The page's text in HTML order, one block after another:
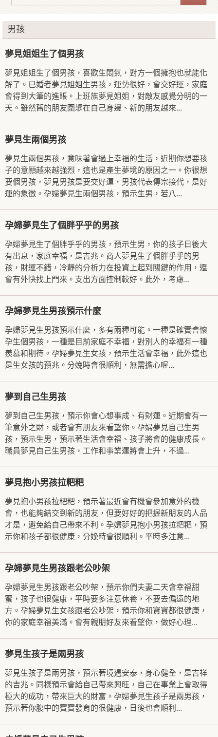
男孩
夢見姐姐生了個男孩
夢見姐姐生了個男孩，喜歡生悶氣，對方一個擁抱也就能化
解了。已婚者夢見姐姐生男孩，運勢很好，會交好運，家庭
會得到大筆的進賬。上班族夢見姐姐，對敵友感覺分明的一
天。雖然舊的朋友圍聚在自己身邊、新的朋友越來...
夢見生兩個男孩
夢見生兩個男孩，意味著會過上幸福的生活，近期你想要孩
子的意願越來越強烈，這也是產生夢境的原因之一。你很想
要個男孩，夢見男孩是要交好運，男孩代表傳宗接代，是好
運的象徵。孕婦夢見生兩個男孩，預示生男，若八...
孕婦夢見生了個胖乎乎的男孩
孕婦夢見生了個胖乎乎的男孩，預示生男，你的孩子日後大
有出息，家庭幸福，是吉兆。商人夢見生了個胖乎乎的男
孩，財運不錯，冷靜的分析力在投資上起到關鍵的作用，還
會有外快找上門來。支出方面控制較好。此外，考慮...
孕婦夢見生男孩預示什麼
孕婦夢見生男孩預示什麼，多有兩種可能。一種是確實會懷
孕生個男孩，一種是目前家庭不幸福，對別人的幸福有一種
羨慕和期待。孕婦夢見生女孩，預示生活會幸福，此外這也
是生女孩的預兆。分娩時會很順利，無需擔心喔...
夢到自己生男孩
夢到自己生男孩，預示你會心想事成、有財運。近期會有一
筆意外之財，或者會有朋友來看望你。孕婦夢見自己生男
孩，預示生男，預示著生活會幸福、孩子將會的健康成長。
職員夢見自己生男孩，工作和事業運將會上升，不過...
夢見抱小男孩拉粑粑
夢見抱小男孩拉粑粑，預示著最近會有機會參加意外的機
會，也能夠結交到新的朋友，但要好好的把握新朋友的人品
才是，避免給自己帶來不利。孕婦夢見抱小男孩拉粑粑，預
示你和孩子都很健康，分娩時會很順利。平時多注意...
孕婦夢見生男孩跟老公吵架
孕婦夢見生男孩跟老公吵架，預示你們夫妻二天會幸福甜
蜜，孩子也很健康，平時要多注意休養，不要去偏遠的地
方。孕婦夢見生女孩跟老公吵架，預示你和寶寶都很健康，
你的家庭幸福美滿。會有親朋好友來看望你，做好心理...
夢見生孩子是兩男孩
夢見生孩子是兩男孩，預示著境遇安泰，身心健全，是吉祥
的吉兆。同樣預示會給自己帶來興旺，自己在事業上會取得
極大的成功，帶來巨大的財富。孕婦夢見生孩子是兩男孩，
預示著你腹中的寶寶發育的很健康，日後也會順利...